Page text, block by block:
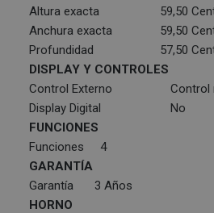
Altura exacta
59,50
Anchura exacta
59,50
Profundidad
57,50
DISPLAY Y CONTROLES
Control Externo
Control
Display Digital
No
FUNCIONES
Funciones
4
GARANTÍA
Garantía
3 Años
HORNO